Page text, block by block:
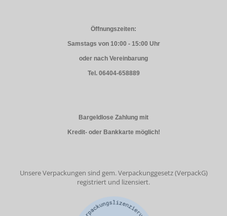
Öffnungszeiten:
Samstags von 10:00 - 15:00 Uhr
oder nach Vereinbarung
Tel. 06404-658889
Bargeldlose Zahlung mit
Kredit- oder Bankkarte möglich!
Unsere Verpackungen sind gem. Verpackunggesetz (VerpackG)
registriert und lizensiert.